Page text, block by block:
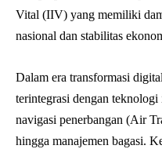
Vital (IIV) yang memiliki
nasional dan stabilitas
Dalam era transformasi
terintegrasi dengan
navigasi penerbangan (Air
hingga manajemen bagasi.